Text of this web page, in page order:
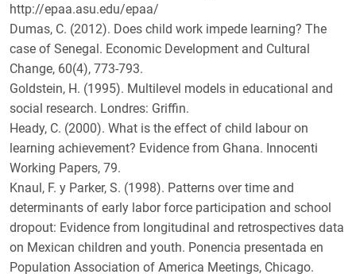
http://epaa.asu.edu/epaa/
Dumas, C. (2012). Does child work impede learning? The
case of Senegal. Economic Development and Cultural
Change, 60(4), 773-793.
Goldstein, H. (1995). Multilevel models in educational and
social research. Londres: Griffin.
Heady, C. (2000). What is the effect of child labour on
learning achievement? Evidence from Ghana. Innocenti
Working Papers, 79.
Knaul, F. y Parker, S. (1998). Patterns over time and
determinants of early labor force participation and school
dropout: Evidence from longitudinal and retrospectives data
on Mexican children and youth. Ponencia presentada en
Population Association of America Meetings, Chicago.